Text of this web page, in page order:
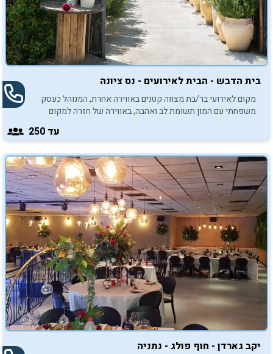
בית הדבש - הבית לאירועים - נס ציונה
מקום לאירועי בר/בת מצווה קטנים באווירה אחרת, המנוהל כעסק
משפחתי עם המון תשומת לב ואהבה, באווירה של חזרה למקום
עד 250
יקב גארדן - חוף פולג - נתניה